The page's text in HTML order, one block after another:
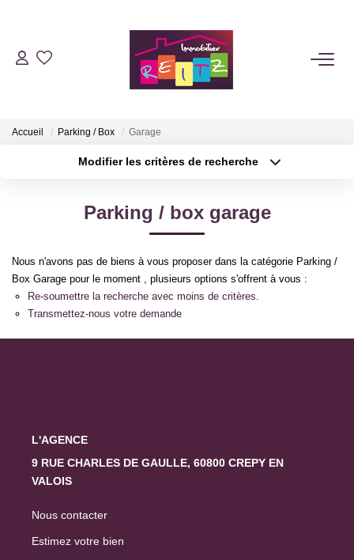
NOTRE AGENCE
ACHETER
ESTIMER
GESTION
SYNDIC
Accueil Parking / Box Garage
Modifier les critères de recherche
Surface min
Budget max Plus de critères
Parking / box garage
Nous n'avons pas de biens à vous proposer dans la catégorie Parking /
Box Garage pour le moment , plusieurs options s'offrent à vous :
Re-soumettre la recherche avec moins de critères.
Transmettez-nous votre demande
L'AGENCE
9 RUE CHARLES DE GAULLE, 60800 CREPY EN
VALOIS
Nous contacter
Estimez votre bien